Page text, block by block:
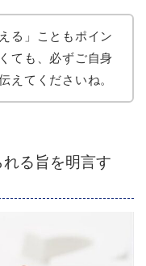
る」こともポイン
ても、必ずご自身
えてくださいね。
る旨を明言す